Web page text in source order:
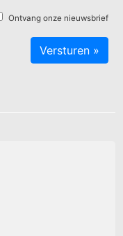
Ontvang onze nieuwsbrief